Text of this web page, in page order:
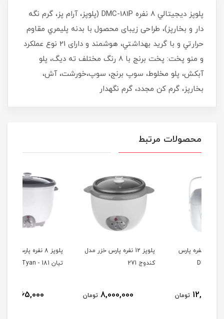
پلوپز ديجيتالي 8 نفره DMC-181P (پلوپز، آرام پز، گرم نگه
دار و بخارپز)، طراحی زیبای محصول با بدنه پليمري مقاوم
حرارتي و با گريد بهداشتي، هوشمند و دارای 21 نوع عملکرد
و منو پخت: پخت برنج با 8 رنگ مختلف ته دیگ، پلو
آبکش، پلو مخلوط، سوپ برنج، سوپ،خورشت، آش،
بخارپز، گرم کن مجدد، گرم نگهدار
محصولات مرتبط
پلوپز 12 نفره پارس خزر مدل
تومان
پلوپز 8 نفره پارس خزر مدل
تومان